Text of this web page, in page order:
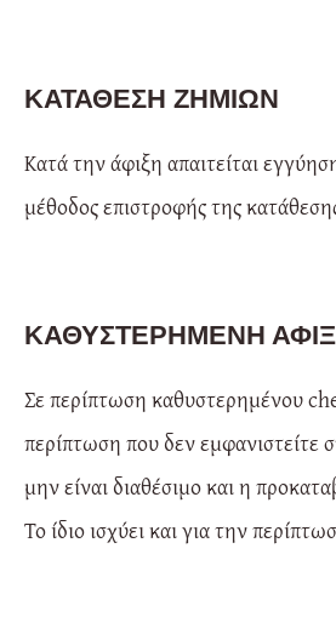
ΚΑΤΆΘΕΣΗ ΖΗΜΙΏΝ
Κατά την άφιξη απαιτείται
μέθοδος επιστροφής της
ΚΑΘΥΣΤΕΡΗΜΈΝΗ
Σε περίπτωση καθυστερημένου
περίπτωση που δεν εμφανιστείτε
μην είναι διαθέσιμο και η
Το ίδιο ισχύει και για την